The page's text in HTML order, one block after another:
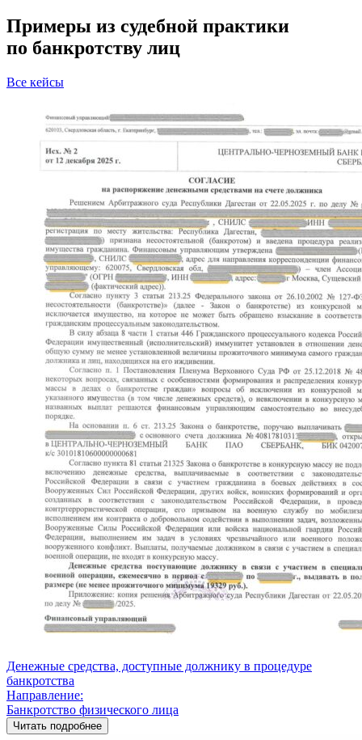
Примеры из судебной практики
по банкротству лиц
Все кейсы
Денежные средства, доступные должнику в процедуре
банкротства
Направление:
Банкротство физического лица
Читать подробнее